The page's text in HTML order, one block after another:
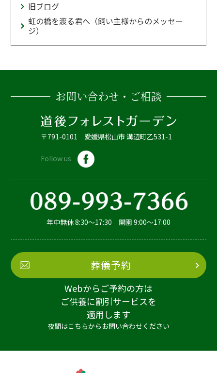
旧ブログ
虹の橋を渡る君へ（飼い主様からのメッセー
ジ）
お問い合わせ・ご相談
〒791-0101 愛媛県松山市 溝辺町乙531-1
Follow us
年中無休 8:30～17:30 開園 9:00～17:00
葬儀予約
Webからご予約の方は
ご供養に割引サービスを
適用します
夜間はこちらからお問い合わせください